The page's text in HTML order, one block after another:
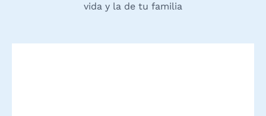
vida y la de tu familia